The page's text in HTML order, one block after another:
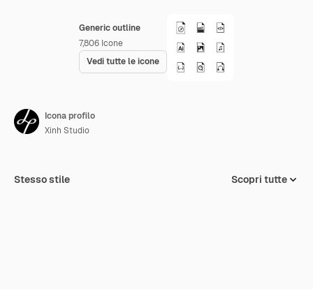
Generic outline
7,806 Icone
Vedi tutte le icone
Icona profilo
Xinh Studio
Stesso stile Scopri tutte